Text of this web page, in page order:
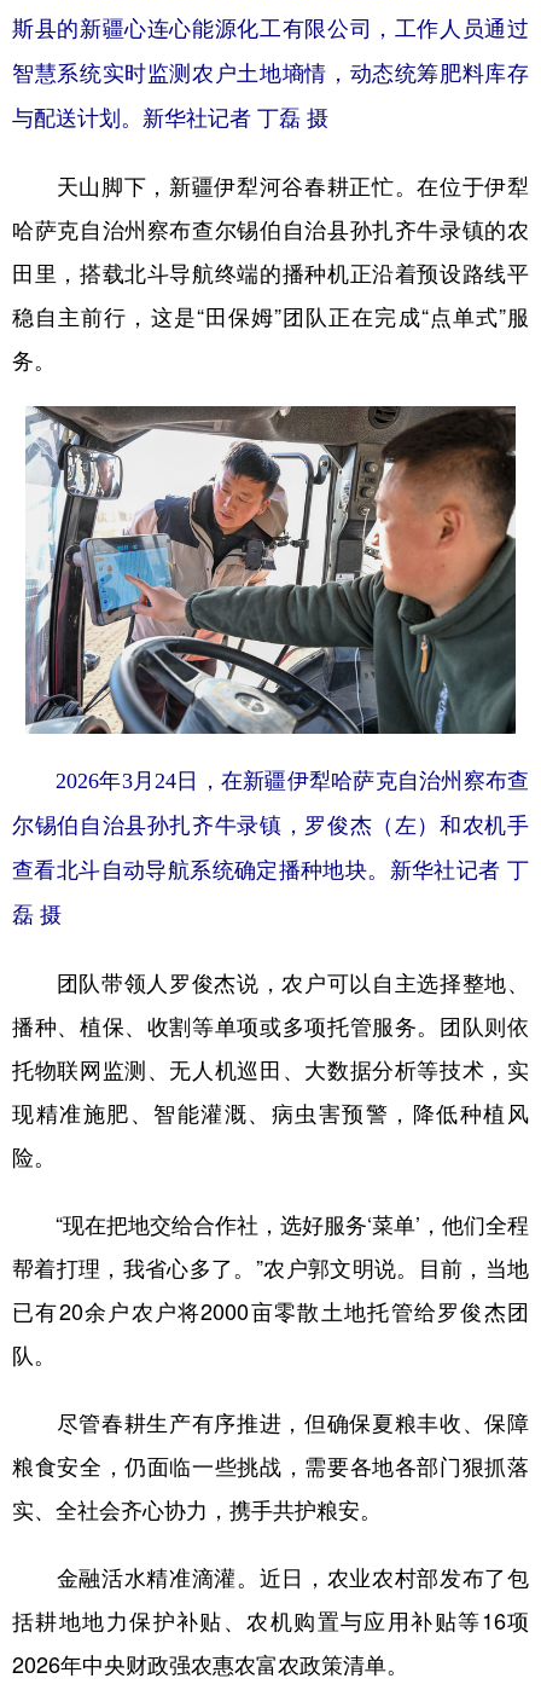
斯县的新疆心连心能源化工有限公司，工作人员通过
智慧系统实时监测农户土地墒情，动态统筹肥料库存
与配送计划。新华社记者 丁磊 摄
天山脚下，新疆伊犁河谷春耕正忙。在位于伊犁
哈萨克自治州察布查尔锡伯自治县孙扎齐牛录镇的农
田里，搭载北斗导航终端的播种机正沿着预设路线平
稳自主前行，这是“田保姆”团队正在完成“点单式”服
务。
2026年3月24日，在新疆伊犁哈萨克自治州察布查
尔锡伯自治县孙扎齐牛录镇，罗俊杰（左）和农机手
查看北斗自动导航系统确定播种地块。新华社记者 丁
磊 摄
团队带领人罗俊杰说，农户可以自主选择整地、
播种、植保、收割等单项或多项托管服务。团队则依
托物联网监测、无人机巡田、大数据分析等技术，实
现精准施肥、智能灌溉、病虫害预警，降低种植风
险。
“现在把地交给合作社，选好服务‘菜单’，他们全程
帮着打理，我省心多了。”农户郭文明说。目前，当地
已有20余户农户将2000亩零散土地托管给罗俊杰团
队。
尽管春耕生产有序推进，但确保夏粮丰收、保障
粮食安全，仍面临一些挑战，需要各地各部门狠抓落
实、全社会齐心协力，携手共护粮安。
金融活水精准滴灌。近日，农业农村部发布了包
括耕地地力保护补贴、农机购置与应用补贴等16项
2026年中央财政强农惠农富农政策清单。